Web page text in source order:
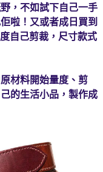
，不如試下自己一手
啦！又或者成日買到
自己剪裁，尺寸款式
材料開始量度、剪
的生活小品，製作成